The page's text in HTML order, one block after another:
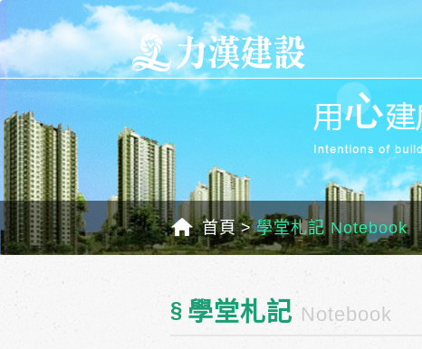
首頁 學堂札記 Notebook
§ 學堂札記 Notebook